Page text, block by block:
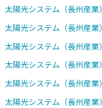
太陽光システム（長州産業）
太陽光システム（長州産業）
太陽光システム（長州産業）
太陽光システム（長州産業）
太陽光システム（長州産業）
太陽光システム（長州産業）